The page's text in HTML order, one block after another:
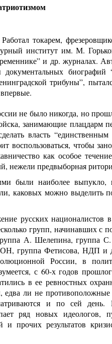
токарем,
институт им. М.
и др. журналах.
биографий
трибуны”,
не было никогда, но
занимающие плацдарм
власть
чтобы
как особое
нежели предвыборная
были наиболее выпукло,
каковых можно выделить
русских
групп, начинавших с
А. Шелепина, группа
группа Фетисова, НДП и
России, в
с 60-х годов
в ее ревностных
едва ли не
и по сей день.
ряд новых идеологов,
и прочих результатов